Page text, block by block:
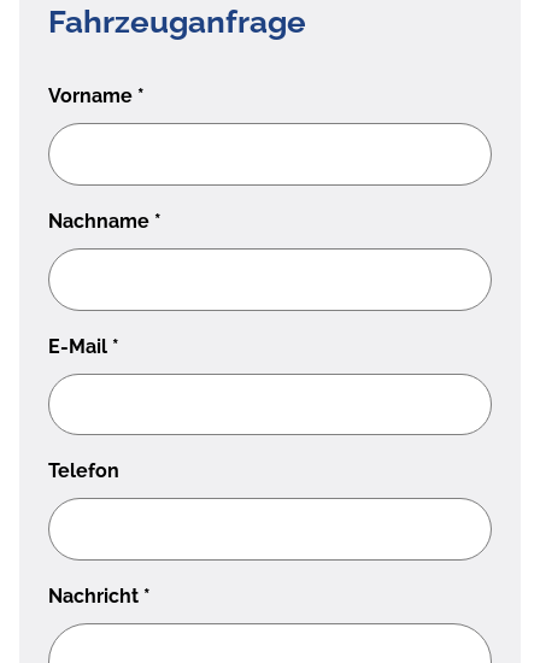
Fahrzeuganfrage
Vorname *
Nachname *
E-Mail *
Telefon
Nachricht *